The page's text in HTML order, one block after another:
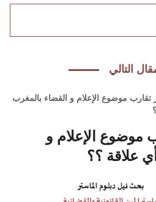
التالي
تقارب موضوع الإعلام و القضاء بالمغرب
موضوع الإعلام و
علاقة ؟؟